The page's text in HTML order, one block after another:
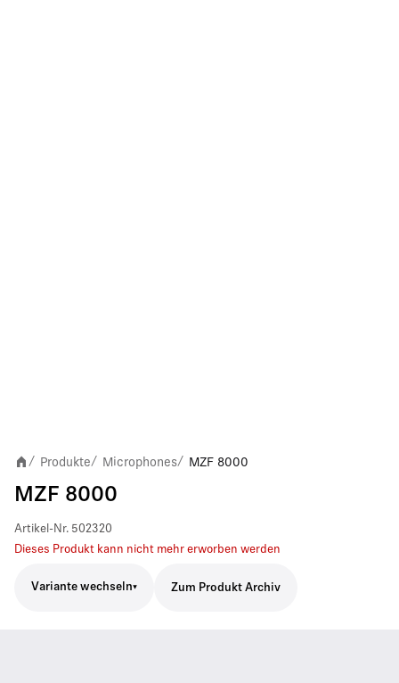
/ Produkte/ Microphones/ MZF 8000
MZF 8000
Artikel-Nr. 502320
Dieses Produkt kann nicht mehr erworben werden
Variante wechseln Zum Produkt Archiv